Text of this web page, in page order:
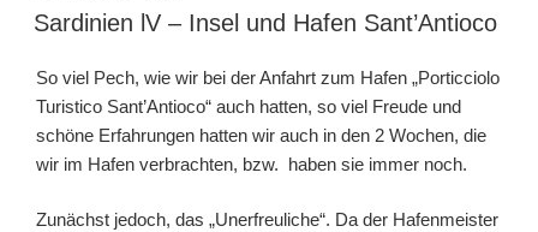
AM
Sardinien lV – Insel und Hafen Sant’Antioco
So viel Pech, wie wir bei der Anfahrt zum Hafen „Porticciolo
Turistico Sant’Antioco“ auch hatten, so viel Freude und
schöne Erfahrungen hatten wir auch in den 2 Wochen, die
wir im Hafen verbrachten, bzw. haben sie immer noch.
Zunächst jedoch, das „Unerfreuliche“. Da der Hafenmeister